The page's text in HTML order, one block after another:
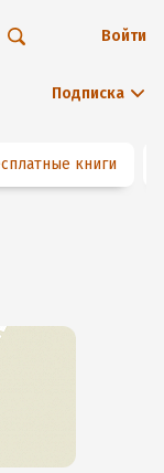
Подписка
Войти
книги